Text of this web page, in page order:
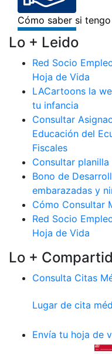
Lo + Leido
Red Socio
Hoja de Vida
LACartoons la
tu infancia
Consultar
Educación del
Fiscales
Consultar planilla
Bono de
embarazadas y
Cómo Consultar
Red Socio
Hoja de Vida
Lo +
Consulta Citas
Lugar de cita
Envía tu hoja de